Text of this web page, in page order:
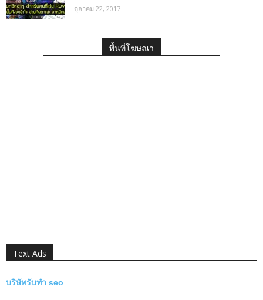
ตุลาคม 22, 2017
พื้นที่โฆษณา
Text Ads
บริษัทรับทำ seo